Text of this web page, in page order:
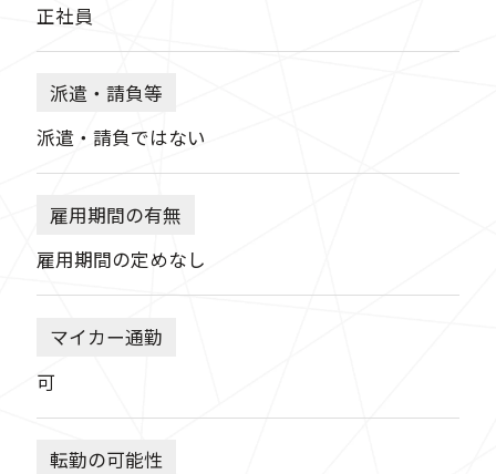
正社員
派遣・請負等
派遣・請負ではない
雇用期間の有無
雇用期間の定めなし
マイカー通勤
可
転勤の可能性